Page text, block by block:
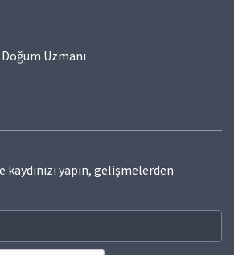
Uzmanı
yapın, gelişmelerden